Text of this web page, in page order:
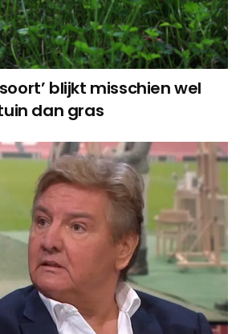
blijkt misschien wel
dan gras